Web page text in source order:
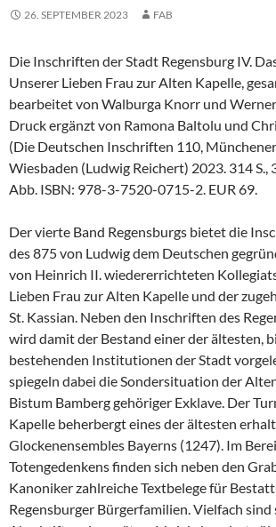
26. SEPTEMBER 2023 FAB
Die Inschriften der Stadt Regensburg IV.
Unserer Lieben Frau zur Alten Kapelle,
bearbeitet von Walburga Knorr und
Druck ergänzt von Ramona Baltolu und
(Die Deutschen Inschriften 110,
Wiesbaden (Ludwig Reichert) 2023. 314 S.,
Abb. ISBN: 978-3-7520-0715-2. EUR 69.
Der vierte Band Regensburgs bietet die
des 875 von Ludwig dem Deutschen
von Heinrich II. wiedererrichteten
Lieben Frau zur Alten Kapelle und der
St. Kassian. Neben den Inschriften des
wird damit der Bestand einer der ältesten,
bestehenden Institutionen der Stadt
spiegeln dabei die Sondersituation der
Bistum Bamberg gehöriger Exklave. Der
Kapelle beherbergt eines der ältesten
Glockenensembles Bayerns (1247). Im
Totengedenkens finden sich neben den
Kanoniker zahlreiche Textbelege für
Regensburger Bürgerfamilien. Vielfach sind